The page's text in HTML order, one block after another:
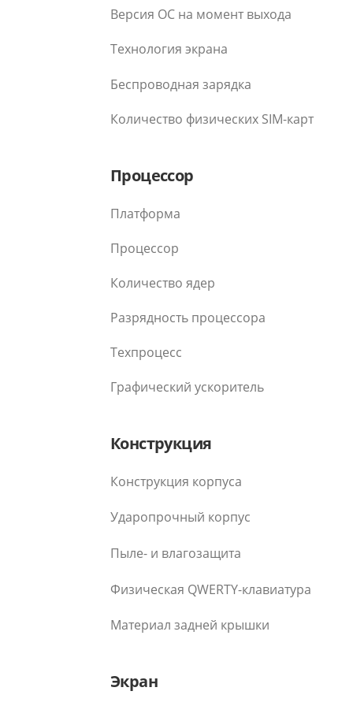
Версия ОС на момент выхода
Технология экрана
Беспроводная зарядка
Количество физических SIM-карт
Процессор
Платформа
Процессор
Количество ядер
Разрядность процессора
Техпроцесс
Графический ускоритель
Конструкция
Конструкция корпуса
Ударопрочный корпус
Пыле- и влагозащита
Физическая QWERTY-клавиатура
Материал задней крышки
Экран